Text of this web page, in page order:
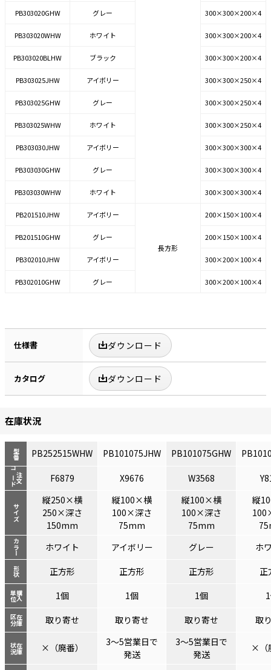
PB303020GHW グレー 300×300×200×4
PB303020WHW ホワイト 300×300×200×4
PB303020BLHW ブラック 300×300×200×4
PB303025JHW アイボリー 300×300×250×4
PB303025GHW グレー 300×300×250×4
PB303025WHW ホワイト 300×300×250×4
PB303030JHW アイボリー 300×300×300×4
PB303030GHW グレー 300×300×300×4
PB303030WHW ホワイト 300×300×300×4
PB201510JHW アイボリー
長方形
200×150×100×4
PB201510GHW グレー 200×150×100×4
PB302010JHW アイボリー 300×200×100×4
PB302010GHW グレー 300×200×100×4
仕様書 ダウンロード
カタログ ダウンロード
在庫状況
型番
注文
コード
サイズ
カラー
形状
購入
単位
在庫
区分
在庫
状況
PB252515WHW PB101075JHW PB101075GHW
F6879 X9676 W3568
縦250×横
250×深さ
150mm
縦100×横
100×深さ
75mm
縦100×横
100×深さ
75mm
縦
ホワイト
アイボリー グレー
ホ
正方形
正方形 正方形
正
1個
1個 1個
取り寄せ
取り寄せ 取り寄せ 取
×（廃番）
3～5営業日で
発送
3～5営業日で
発送
×（